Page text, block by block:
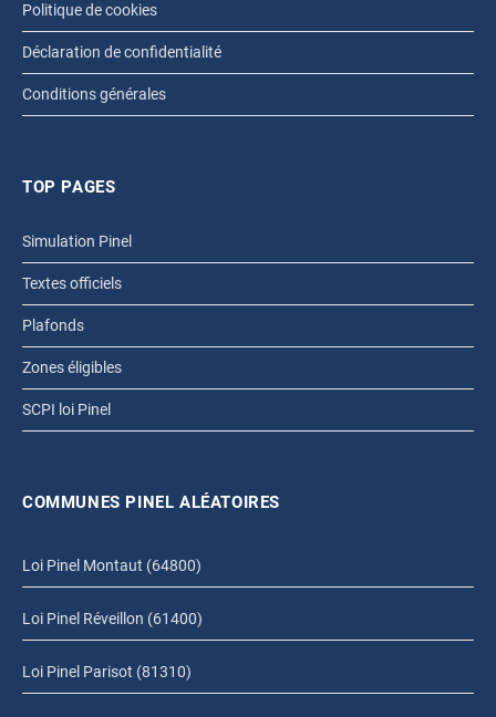
Politique de cookies
Déclaration de confidentialité
Conditions générales
TOP PAGES
Simulation Pinel
Textes officiels
Plafonds
Zones éligibles
SCPI loi Pinel
COMMUNES PINEL ALÉATOIRES
Loi Pinel Montaut (64800)
Loi Pinel Réveillon (61400)
Loi Pinel Parisot (81310)